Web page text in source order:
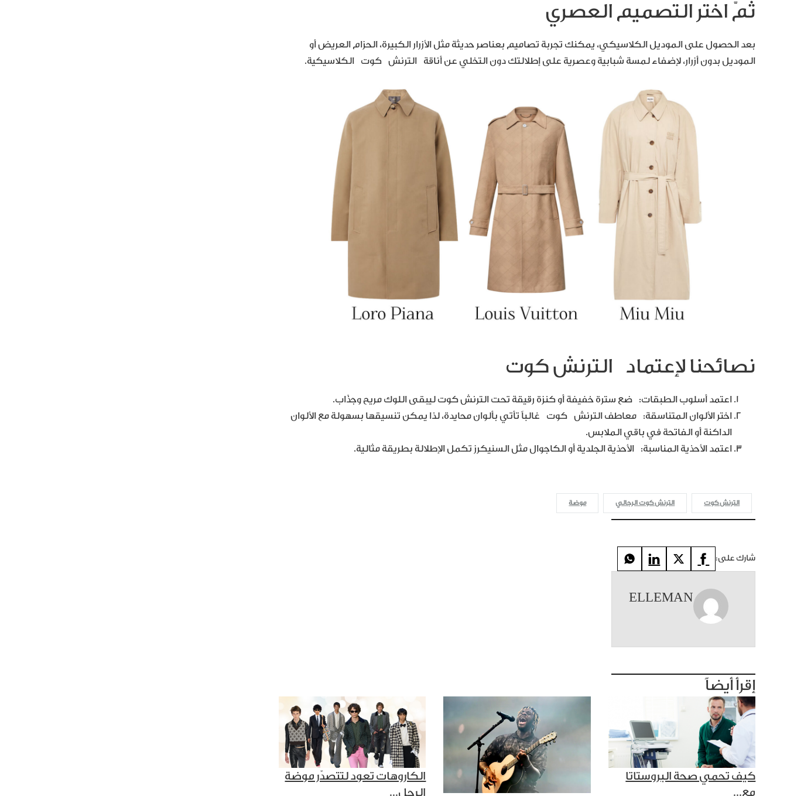
ثمّ اختر التصميم العصري
بعد الحصول على الموديل الكلاسيكي، يمكنك تجربة تصاميم بعناصر حديثة مثل الأزرار الكبيرة، الحزام العريض أو
الموديل بدون أزرار، لإضفاء لمسة شبابية وعصرية على إطلالتك دون التخلي عن أناقة الترنش كوت الكلاسيكية.
نصائحنا لإعتماد الترنش كوت
اعتمد أسلوب الطبقات: ضع سترة خفيفة أو كنزة رقيقة تحت الترنش كوت ليبقى اللوك مريح وجذّاب.
اختر الألوان المتناسقة: معاطف الترنش كوت غالباً تأتي بألوان محايدة، لذا يمكن تنسيقها بسهولة مع الألوان
الداكنة أو الفاتحة في باقي الملابس.
اعتمد الأحذية المناسبة: الأحذية الجلدية أو الكاجوال مثل السنيكرز تكمل الإطلالة بطريقة مثالية.
الترنش كوت الترنش كوت الرجالي موضة
شارك على:
ELLEMAN
إقرأ أيضاً
كيف تحمي صحة البروستاتا
مع...
الكاروهات تعود لتتصدّر موضة
الرجل...